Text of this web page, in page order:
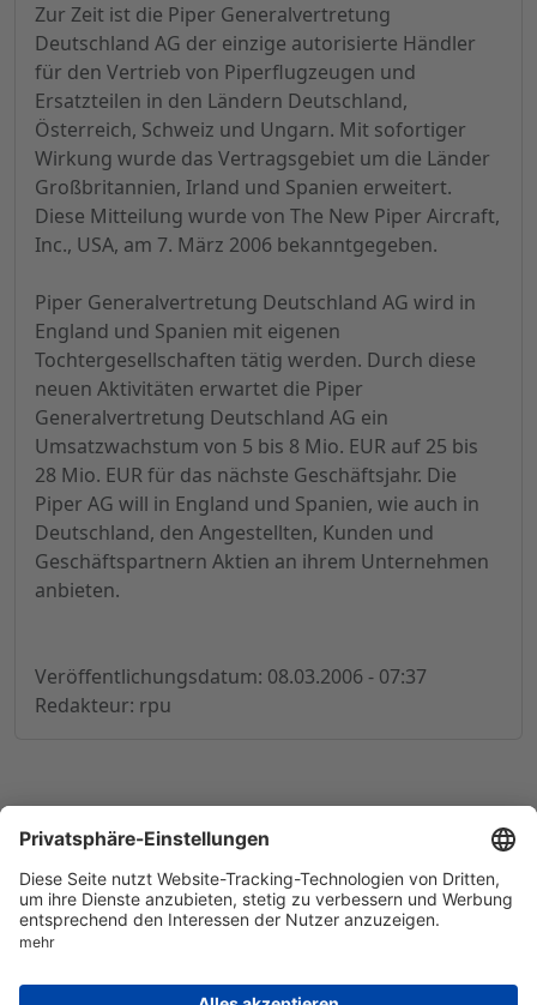
Zur Zeit ist die Piper Generalvertretung
Deutschland AG der einzige autorisierte Händler
für den Vertrieb von Piperflugzeugen und
Ersatzteilen in den Ländern Deutschland,
Österreich, Schweiz und Ungarn. Mit sofortiger
Wirkung wurde das Vertragsgebiet um die Länder
Großbritannien, Irland und Spanien erweitert.
Diese Mitteilung wurde von The New Piper Aircraft,
Inc., USA, am 7. März 2006 bekanntgegeben.
Piper Generalvertretung Deutschland AG wird in
England und Spanien mit eigenen
Tochtergesellschaften tätig werden. Durch diese
neuen Aktivitäten erwartet die Piper
Generalvertretung Deutschland AG ein
Umsatzwachstum von 5 bis 8 Mio. EUR auf 25 bis
28 Mio. EUR für das nächste Geschäftsjahr. Die
Piper AG will in England und Spanien, wie auch in
Deutschland, den Angestellten, Kunden und
Geschäftspartnern Aktien an ihrem Unternehmen
anbieten.
Veröffentlichungsdatum: 08.03.2006 - 07:37
Redakteur: rpu
© 1998-2026by GSC Research GmbH
Datenschutz